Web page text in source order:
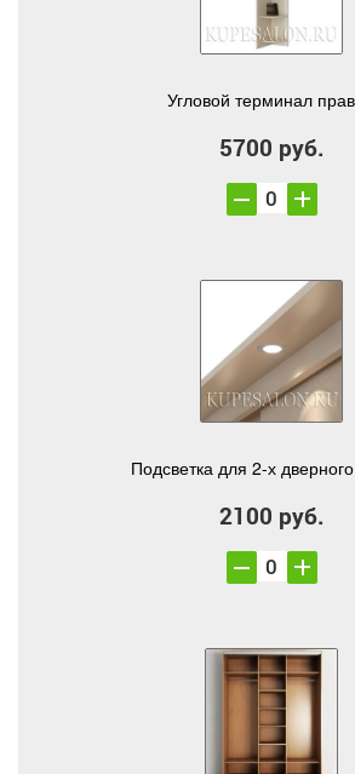
Угловой терминал
5700 руб.
Подсветка для 2-х
2100 руб.